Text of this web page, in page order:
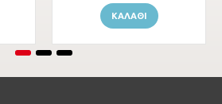
ΚΑΛΆΘΙ